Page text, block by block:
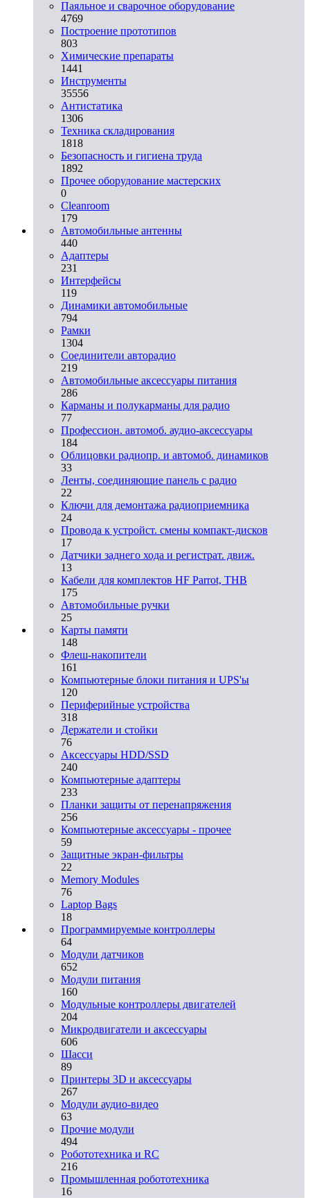
Паяльное и сварочное оборудование
4769
Построение прототипов
803
Химические препараты
1441
Инструменты
35556
Aнтистатика
1306
Техника складирования
1818
Безопасность и гигиена труда
1892
Прочее оборудование мастерских
0
Cleanroom
179
Автомобильные антенны
440
Адаптеры
231
Интерфейсы
119
Динамики автомобильные
794
Рамки
1304
Соединители авторадио
219
Автомобильные аксессуары питания
286
Карманы и полукарманы для радио
77
Профессион. автомоб. аудио-аксессуары
184
Облицовки радиопр. и автомоб. динамиков
33
Ленты, соединяющие панель с радио
22
Ключи для демонтажа радиоприемника
24
Провода к устройст. смены компакт-дисков
17
Датчики заднего хода и регистрат. движ.
13
Кабели для комплектов HF Parrot, THB
175
Автомобильные ручки
25
Карты памяти
148
Флеш-накопители
161
Компьютерные блоки питания и UPS'ы
120
Периферийные устройства
318
Держатели и стойки
76
Аксессуары HDD/SSD
240
Компьютерные адаптеры
233
Планки защиты от перенапряжения
256
Компьютерные аксессуары - прочее
59
Защитные экран-фильтры
22
Memory Modules
76
Laptop Bags
18
Программируемые контроллеры
64
Модули датчиков
652
Модули питания
160
Модульные контроллеры двигателей
204
Микродвигатели и аксессуары
606
Шасси
89
Принтеры 3D и аксессуары
267
Модули аудио-видео
63
Прочие модули
494
Робототехника и RC
216
Промышленная робототехника
16